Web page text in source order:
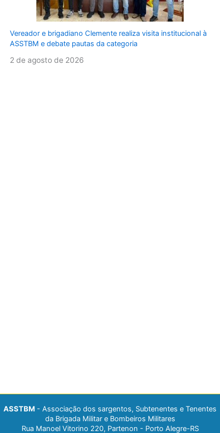
Vereador e brigadiano Clemente realiza visita institucional à
ASSTBM e debate pautas da categoria
2 de agosto de 2026
ASSTBM - Associação dos sargentos, Subtenentes e Tenentes
da Brigada Militar e Bombeiros Militares
Rua Manoel Vitorino 220, Partenon - Porto Alegre-RS